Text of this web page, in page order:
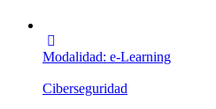
Modalidad: e-Learning
Ciberseguridad